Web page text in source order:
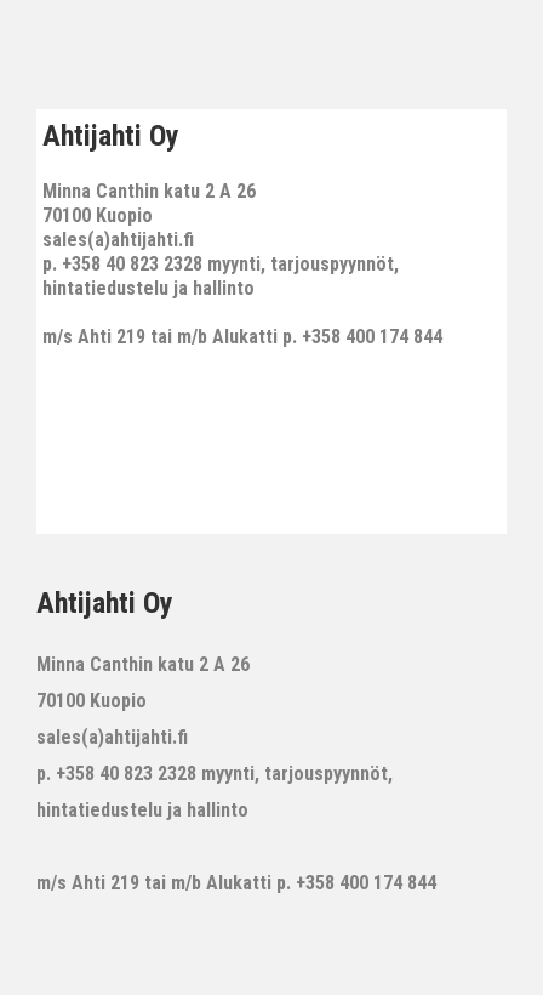
Ahtijahti Oy
Minna Canthin katu 2 A 26
70100 Kuopio
sales(a)ahtijahti.fi
p. +358 40 823 2328 myynti, tarjouspyynnöt,
hintatiedustelu ja hallinto
m/s Ahti 219 tai m/b Alukatti p. +358 400 174 844
Ahtijahti Oy
Minna Canthin katu 2 A 26
70100 Kuopio
sales(a)ahtijahti.fi
p. +358 40 823 2328 myynti, tarjouspyynnöt,
hintatiedustelu ja hallinto
m/s Ahti 219 tai m/b Alukatti p. +358 400 174 844